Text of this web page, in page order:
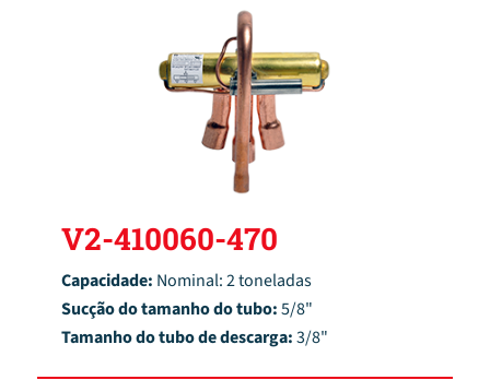
V2-410060-470
Capacidade: Nominal: 2 toneladas
Sucção do tamanho do tubo:5/8"
Tamanho do tubo de descarga:3/8"